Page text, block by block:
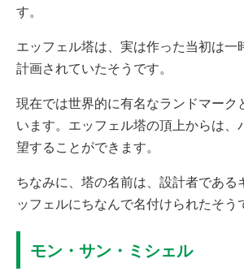
す。
エッフェル塔は、実は作った当初は一
計画されていたそうです。
現在では世界的に有名なランドマーク
います。エッフェル塔の頂上からは、
望することができます。
ちなみに、塔の名前は、設計者である
ッフェルにちなんで名付けられたそう
モン・サン・ミシェル